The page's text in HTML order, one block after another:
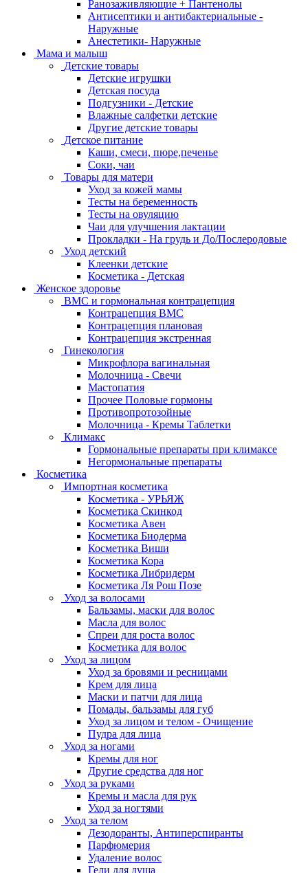
Ранозаживляющие + Пантенолы
Антисептики и антибактериальные -
Наружные
Анестетики- Наружные
Мама и малыш
Детские товары
Детские игрушки
Детская посуда
Подгузники - Детские
Влажные салфетки детские
Другие детские товары
Детское питание
Каши, смеси, пюре,печенье
Соки, чаи
Товары для матери
Уход за кожей мамы
Тесты на беременность
Тесты на овуляцию
Чаи для улучшения лактации
Прокладки - На грудь и До/Послеродовые
Уход детский
Клеенки детские
Косметика - Детская
Женское здоровье
ВМС и гормональная контрацепция
Контрацепция ВМС
Контрацепция плановая
Контрацепция экстренная
Гинекология
Микрофлора вагинальная
Молочница - Свечи
Мастопатия
Прочее Половые гормоны
Противопротозойные
Молочница - Кремы Таблетки
Климакс
Гормональные препараты при климаксе
Негормональные препараты
Косметика
Импортная косметика
Косметика - УРЬЯЖ
Косметика Скинкод
Косметика Авен
Косметика Биодерма
Косметика Виши
Косметика Кора
Косметика Либридерм
Косметика Ля Рош Позе
Уход за волосами
Бальзамы, маски для волос
Масла для волос
Спреи для роста волос
Косметика для волос
Уход за лицом
Уход за бровями и ресницами
Крем для лица
Маски и патчи для лица
Помады, бальзамы для губ
Уход за лицом и телом - Очищение
Пудра для лица
Уход за ногами
Кремы для ног
Другие средства для ног
Уход за руками
Кремы и масла для рук
Уход за ногтями
Уход за телом
Дезодоранты, Антиперспиранты
Парфюмерия
Удаление волос
Гели для душа